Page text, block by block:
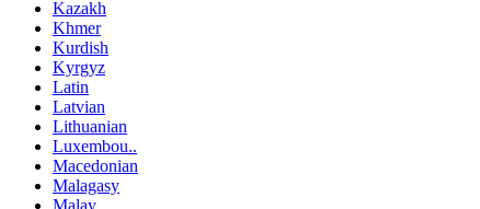
Kazakh
Khmer
Kurdish
Kyrgyz
Latin
Latvian
Lithuanian
Luxembou..
Macedonian
Malagasy